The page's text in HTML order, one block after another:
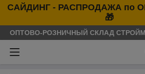
САЙДИНГ - РАСПРОДАЖА по
🎁
ОПТОВО-РОЗНИЧНЫЙ СКЛАД